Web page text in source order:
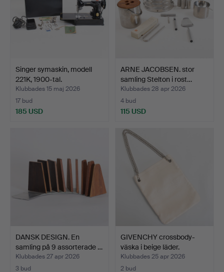
Singer symaskin, modell
221K, 1900-tal.
Klubbades 15 maj 2026
17 bud
185 USD
ARNE JACOBSEN. stor
samling Stelton i rost…
Klubbades 28 apr 2026
4 bud
115 USD
DANSK DESIGN. En
samling på 9 assorterade …
Klubbades 27 apr 2026
3 bud
GIVENCHY crossbody-
väska i beige läder.
Klubbades 25 apr 2026
2 bud